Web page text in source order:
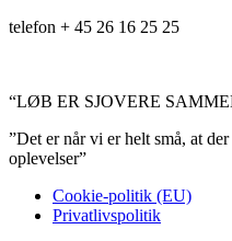
telefon + 45 26 16 25 25
“LØB ER SJOVERE
”Det er når vi er helt små, at
oplevelser”
Cookie-politik (EU)
Privatlivspolitik